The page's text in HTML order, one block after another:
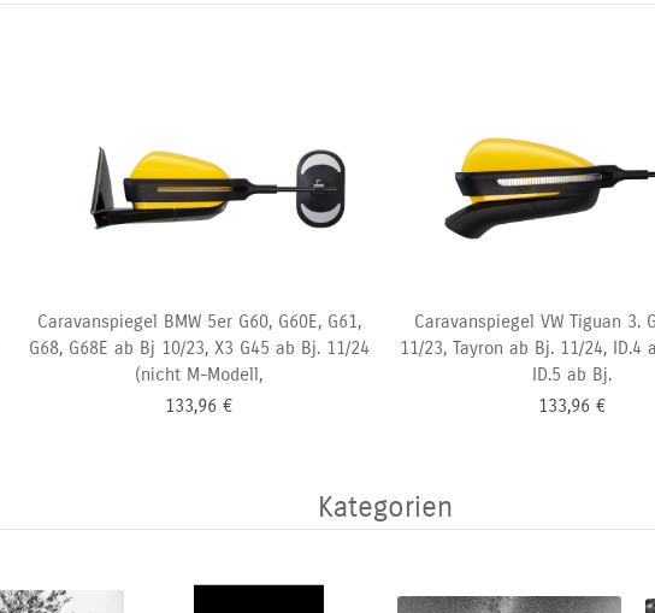
Caravanspiegel BMW 5er G60, G60E, G61,
G68, G68E ab Bj 10/23, X3 G45 ab Bj. 11/24
(nicht M-Modell,
133,96 €
Caravanspiegel VW Tiguan 3.
11/23, Tayron ab Bj. 11/24, ID.4
ID.5 ab Bj.
133,96 €
Kategorien